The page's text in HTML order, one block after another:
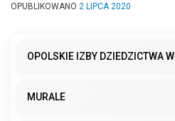
OPUBLIKOWANO 2 LIPCA 2020
OPOLSKIE IZBY DZIEDZICTWA
MURALE